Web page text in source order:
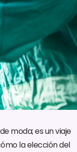
moda; es un viaje
la elección del